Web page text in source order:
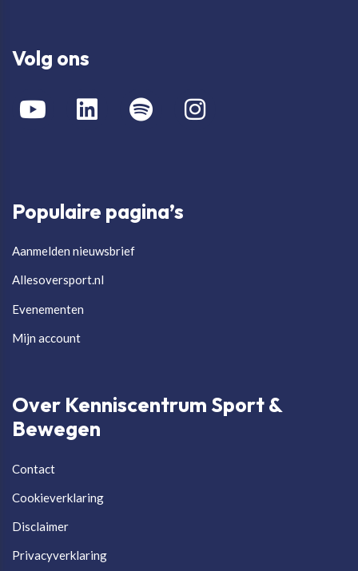
Volg ons
Populaire pagina’s
Aanmelden nieuwsbrief
Allesoversport.nl
Evenementen
Mijn account
Over Kenniscentrum Sport &
Bewegen
Contact
Cookieverklaring
Disclaimer
Privacyverklaring